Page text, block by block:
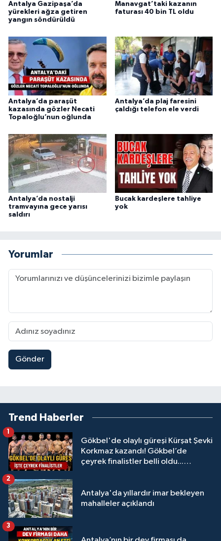
Antalya Gazipaşa’da
yürekleri ağza getiren
yangın söndürüldü
Manavgat’taki kazanın
faturası 40 bin TL oldu
Antalya’da paraşüt
kazasında gözler Necati
Topaloğlu’nun oğlunda
Antalya’da plaj faresini
çaldığı telefon ele verdi
Antalya’da nostalji
tramvayına gece yarısı
saldırı
Bucak kardeşlere tahliye
yok
Yorumlar
Gönder
Trend Haberler
Gökbel'de olaylı güreşi Kürşat Şevki
Korkmaz kazandı! Gökbel’de
çeyrek finalistler belli oldu...
1
Antalya'da yıllardır imar bekleyen
mahalleler açıklandı
2
3